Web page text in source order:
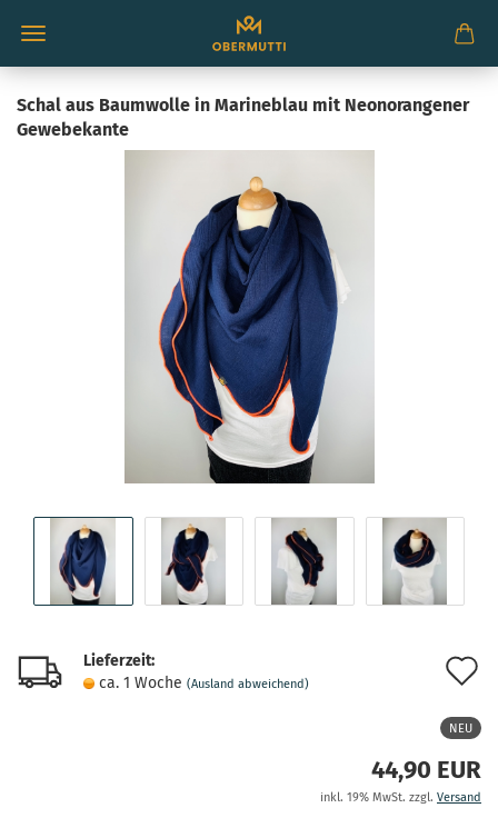
Schal aus Baumwolle in Marineblau mit Neonorangener
Gewebekante
Lieferzeit:
ca. 1 Woche (Ausland abweichend)
NEU
44,90 EUR
inkl. 19% MwSt. zzgl. Versand